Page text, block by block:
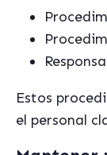
Estos
el personal